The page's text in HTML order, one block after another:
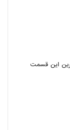
این قسمت